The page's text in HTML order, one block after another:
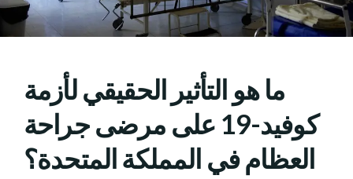
ما هو التأثير الحقيقي لأزمة
كوفيد-19 على مرضى جراحة
العظام في المملكة المتحدة؟